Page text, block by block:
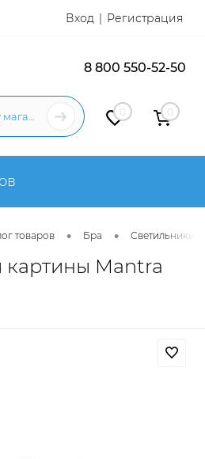
Вход Регистрация
8 800 550-52-50
0 0
товаров • Бра • Светильники
картины Mantra